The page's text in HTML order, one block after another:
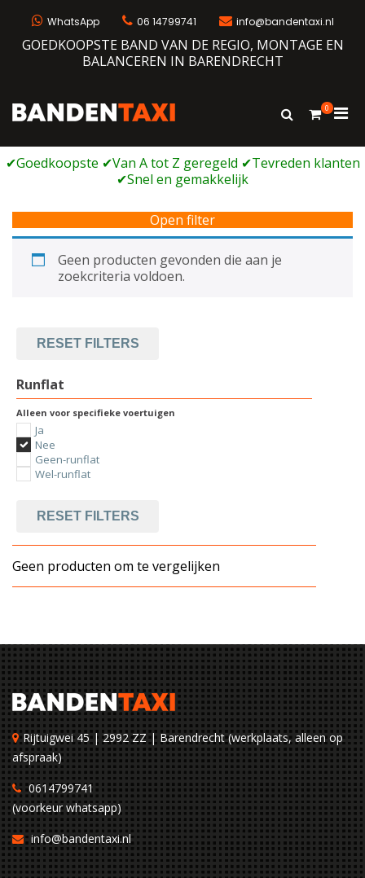
WhatsApp 06 14799741 info@bandentaxi.nl
GOEDKOOPSTE BAND VAN DE REGIO, MONTAGE EN
BALANCEREN IN BARENDRECHT
Bandengarage met eigen webshop
Toon
0
voor
Open filter
Geen producten gevonden die aan je
zoekcriteria voldoen.
RESET FILTERS
Runflat
Alleen voor specifieke voertuigen
Ja
Nee
Geen-runflat
Wel-runflat
RESET FILTERS
Geen producten om te vergelijken
Rijtuigwei 45 | 2992 ZZ | Barendrecht (werkplaats, alleen op
afspraak)
0614799741
(voorkeur whatsapp)
info@bandentaxi.nl